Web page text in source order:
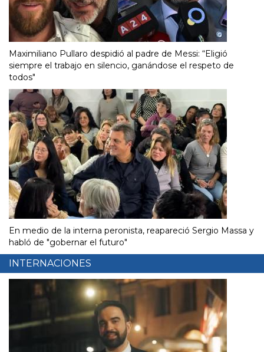
Maximiliano Pullaro despidió al padre de Messi: “Eligió
siempre el trabajo en silencio, ganándose el respeto de
todos"
En medio de la interna peronista, reapareció Sergio Massa y
habló de "gobernar el futuro"
INTERNACIONES